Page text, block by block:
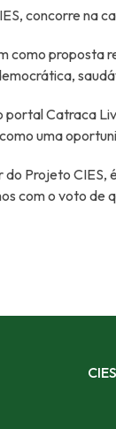
concorre na
como proposta
Catraca
uma
Projeto CIES,
com o voto de